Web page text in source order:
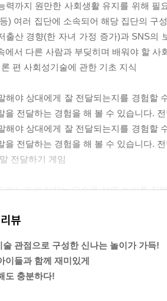
력까지 원만한 사회생활 유지를 위해
) 여러 집단에 소속되어 해당 집단의 구
출산 경향(한 자녀 가정 증가)과 SNS의
에서 다른 사람과 부딪히며 배워야 할
편 사회성기술에 관한 기초 지식
해야 상대에게 잘 전달되는지를 경험할
을 전달하는 경험을 해 볼 수 있습니다.
해야 상대에게 잘 전달되는지를 경험할
을 전달하는 경험을 해 볼 수 있습니다.
전달하기 게임
미노가 쓰러지는 모습을 보면 놀이를 진
중할 수 있는 시간을 기준으로 제한 시
께 도미노 세우기
는 화를 내도 괜찮다고 말해 주는 어른
뷰
술 관점으로 구성한 신나는 놀이가 가득!
이들과 함께 재미있게
도 충분하다!